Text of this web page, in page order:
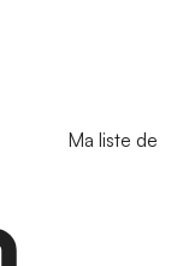
Ma liste de